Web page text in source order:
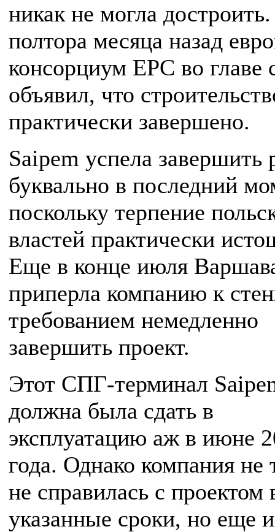
никак не могла
полтора месяца назад
консорциум EPC во главе
объявил, что
практически завершено.
Saipem успела завершить
буквально в последний
поскольку терпение
властей практически
Еще в конце июля
приперла компанию к
требованием немедленно
завершить проект.
Этот СПГ-терминал
должна была сдать в
эксплуатацию аж в июне
года. Однако компания не
не справилась с проектом
указанные сроки, но еще и